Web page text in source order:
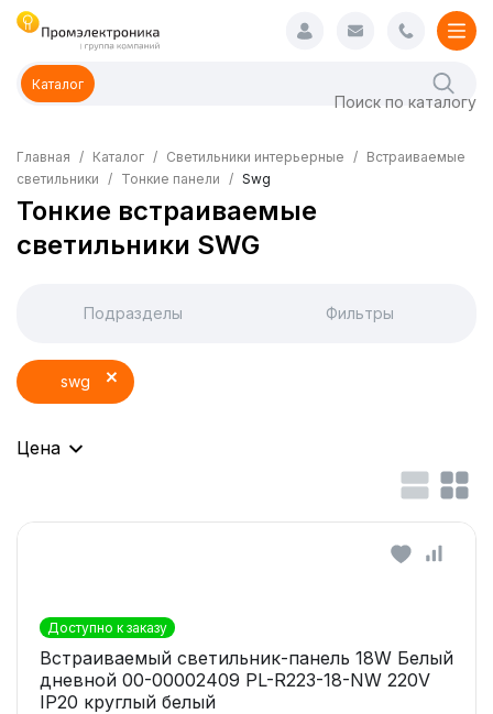
Каталог
Главная Каталог Светильники интерьерные
Встраиваемые
светильники
Тонкие панели Swg
Тонкие встраиваемые
светильники SWG
Подразделы Фильтры
swg
Цена
Доступно к заказу
Встраиваемый светильник-панель 18W Белый
дневной 00-00002409 PL-R223-18-NW 220V
IP20 круглый белый